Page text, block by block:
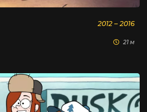
2012 – 2016
21 м